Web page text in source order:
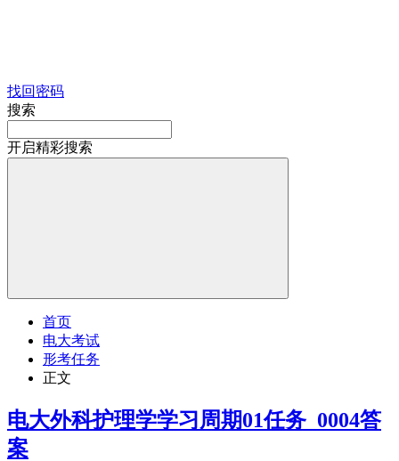
找回密码
搜索
开启精彩搜索
首页
电大考试
形考任务
正文
电大外科护理学学习周期01任务_0004答
案